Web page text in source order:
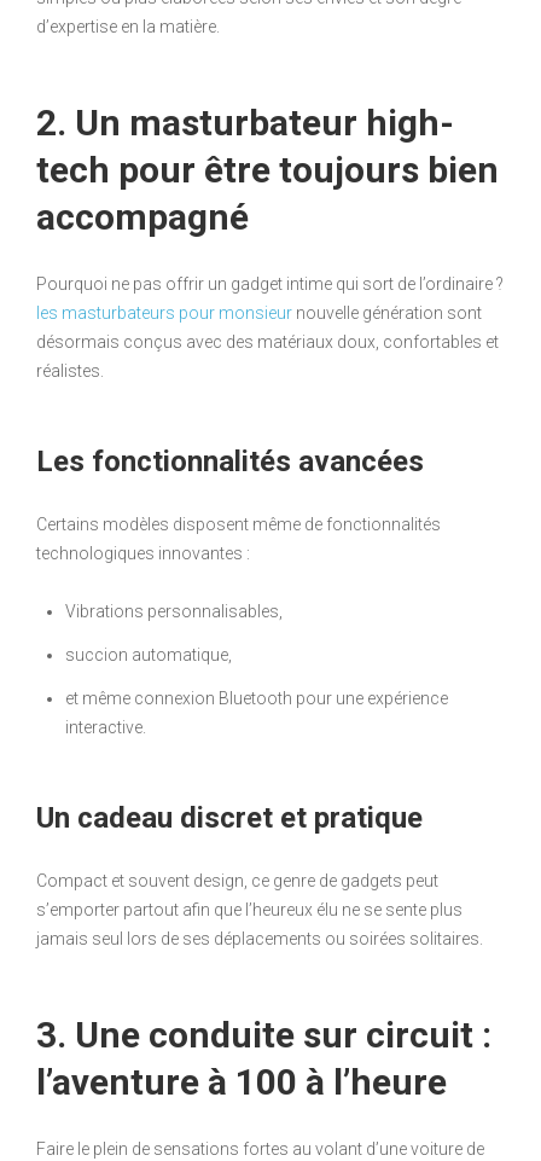
d’expertise en la matière.
2. Un masturbateur high-
tech pour être toujours bien
accompagné
Pourquoi ne pas offrir un gadget intime qui sort de l’ordinaire ?
les masturbateurs pour monsieur nouvelle génération sont
désormais conçus avec des matériaux doux, confortables et
réalistes.
Les fonctionnalités avancées
Certains modèles disposent même de fonctionnalités
technologiques innovantes :
Vibrations personnalisables,
succion automatique,
et même connexion Bluetooth pour une expérience
interactive.
Un cadeau discret et pratique
Compact et souvent design, ce genre de gadgets peut
s’emporter partout afin que l’heureux élu ne se sente plus
jamais seul lors de ses déplacements ou soirées solitaires.
3. Une conduite sur circuit :
l’aventure à 100 à l’heure
Faire le plein de sensations fortes au volant d’une voiture de